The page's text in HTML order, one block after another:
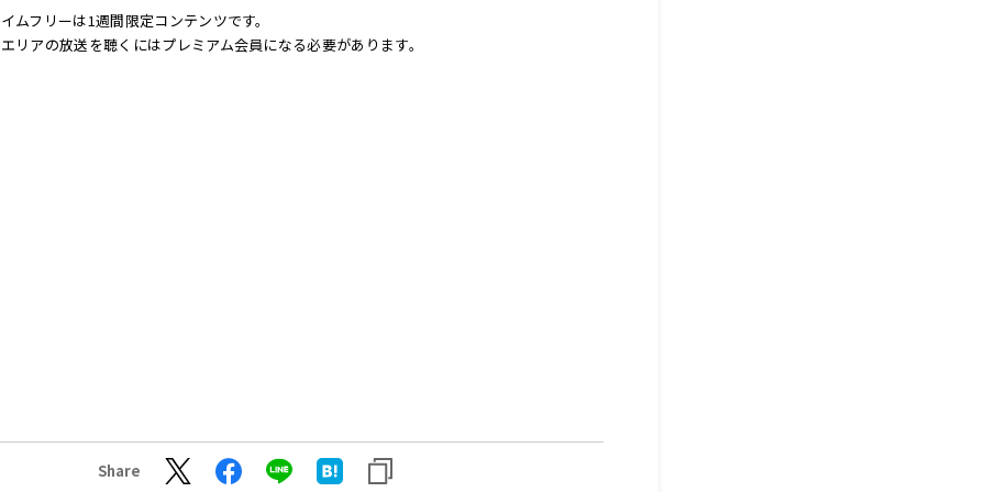
ムフリーは1週間限定コンテンツです。
リアの放送を聴くにはプレミアム会員になる必要があります。
Share